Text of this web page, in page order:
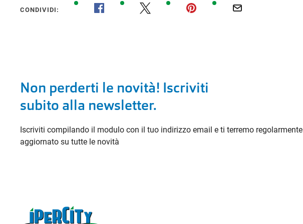
CONDIVIDI:
Non perderti le novità! Iscriviti
subito alla newsletter.
Iscriviti compilando il modulo con il tuo indirizzo email e ti terremo regolarmente
aggiornato su tutte le novità